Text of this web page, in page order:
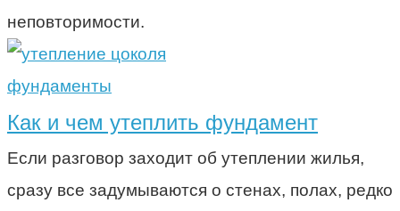
неповторимости.
фундаменты
Как и чем утеплить фундамент
Если разговор заходит об утеплении жилья,
сразу все задумываются о стенах, полах, редко